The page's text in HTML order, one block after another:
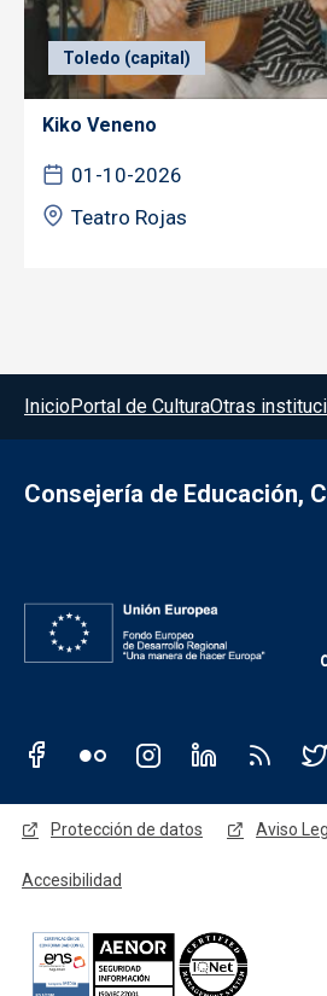
Toledo (capital)
Kiko Veneno
01-10-2026
Teatro Rojas
Menú del pie
InicioPortal de CulturaOtras
Consejería de Educación,
Redes sociales JCCM
Menú legal
Protección de datos Aviso
Accesibilidad